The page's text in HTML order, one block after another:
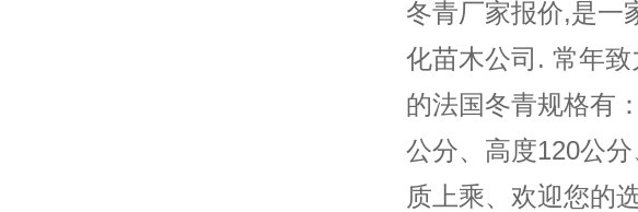
冬青厂家报价,是一
化苗木公司. 常年
的法国冬青规格有
公分、高度120公
质上乘、欢迎您的